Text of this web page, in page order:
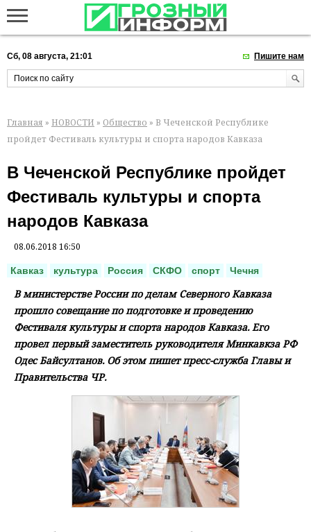
Сб, 08 августа, 21:01 Пишите нам
Главная » НОВОСТИ » Общество » В Чеченской Республике
пройдет Фестиваль культуры и спорта народов Кавказа
В Чеченской Республике пройдет
Фестиваль культуры и спорта
народов Кавказа
08.06.2018 16:50
Кавказ культура Россия СКФО спорт Чечня
В министерстве России по делам Северного Кавказа
прошло совещание по подготовке и проведению
Фестиваля культуры и спорта народов Кавказа. Его
провел первый заместитель руководителя Минкавкза РФ
Одес Байсултанов. Об этом пишет пресс-служба Главы и
Правительства ЧР.